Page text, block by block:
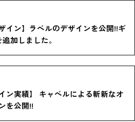
イン】ラベルのデザインを公開!!ギ
加しました。
ン実績】 キャベルによる斬新なオ
を公開!!